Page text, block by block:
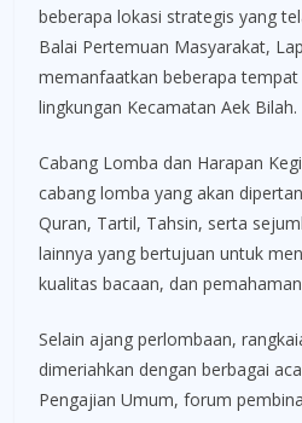
beberapa lokasi strategis yang
Balai Pertemuan Masyarakat,
memanfaatkan beberapa tempat
lingkungan Kecamatan Aek Bilah.
Cabang Lomba dan Harapan
cabang lomba yang akan
Quran, Tartil, Tahsin, serta
lainnya yang bertujuan untuk
kualitas bacaan, dan
Selain ajang perlombaan,
dimeriahkan dengan berbagai
Pengajian Umum, forum